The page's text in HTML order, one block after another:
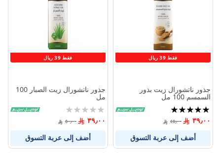
فقط 39 ريال
جذور ناتشورال زيت بذور
السمسم 100 مل
تقييم:
100%
٣٩٫٠٠ ٤٥٫٠٠
أضف إلى عربة التسوق
فقط 39 ريال
جذور ناتشورال زيت الصبار 100
مل
Rating:
٣٩٫٠٠ ٥٠٫٠٠
أضف إلى عربة التسوق